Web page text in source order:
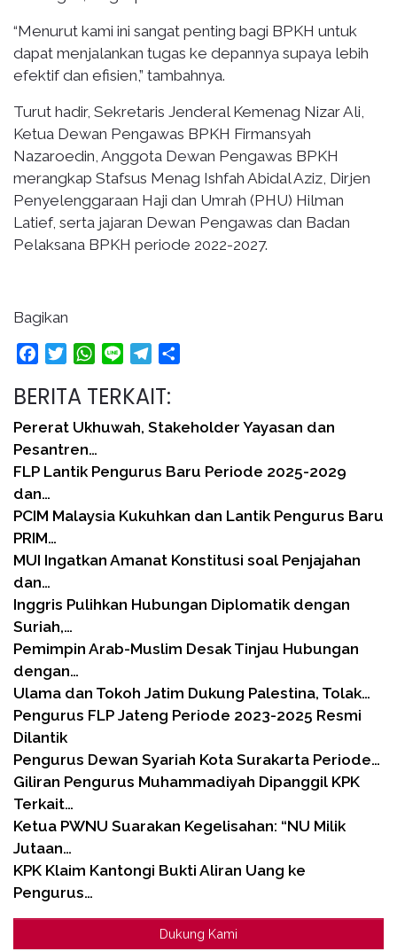
“Menurut kami ini sangat penting bagi BPKH untuk
dapat menjalankan tugas ke depannya supaya lebih
efektif dan efisien,” tambahnya.
Turut hadir, Sekretaris Jenderal Kemenag Nizar Ali,
Ketua Dewan Pengawas BPKH Firmansyah
Nazaroedin, Anggota Dewan Pengawas BPKH
merangkap Stafsus Menag Ishfah Abidal Aziz, Dirjen
Penyelenggaraan Haji dan Umrah (PHU) Hilman
Latief, serta jajaran Dewan Pengawas dan Badan
Pelaksana BPKH periode 2022-2027.
Bagikan
FacebookTwitterWhatsApp
Line Telegram
BERITA TERKAIT:
Pererat Ukhuwah, Stakeholder Yayasan dan
Pesantren…
FLP Lantik Pengurus Baru Periode 2025-2029
dan…
PCIM Malaysia Kukuhkan dan Lantik Pengurus Baru
PRIM…
MUI Ingatkan Amanat Konstitusi soal Penjajahan
dan…
Inggris Pulihkan Hubungan Diplomatik dengan
Suriah,…
Pemimpin Arab-Muslim Desak Tinjau Hubungan
dengan…
Ulama dan Tokoh Jatim Dukung Palestina, Tolak…
Pengurus FLP Jateng Periode 2023-2025 Resmi
Dilantik
Pengurus Dewan Syariah Kota Surakarta Periode…
Giliran Pengurus Muhammadiyah Dipanggil KPK
Terkait…
Ketua PWNU Suarakan Kegelisahan: “NU Milik
Jutaan…
KPK Klaim Kantongi Bukti Aliran Uang ke
Pengurus…
Dukung Kami